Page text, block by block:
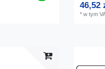
46,52
*w tym